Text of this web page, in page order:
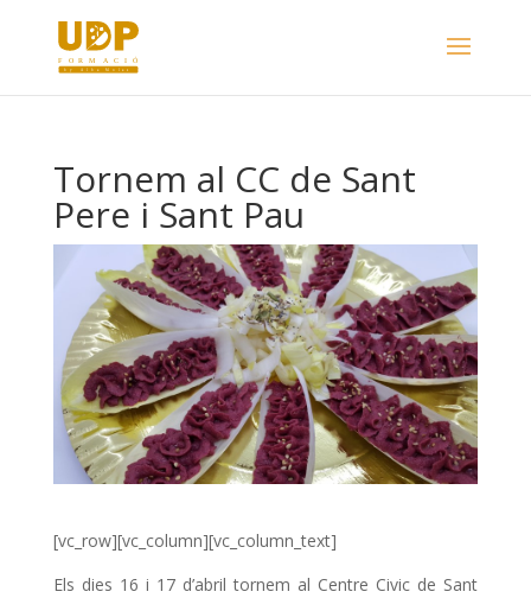
Tornem al CC de Sant
Pere i Sant Pau
[vc_row][vc_column][vc_column_text]
Els dies 16 i 17 d’abril tornem al Centre Civic de Sant